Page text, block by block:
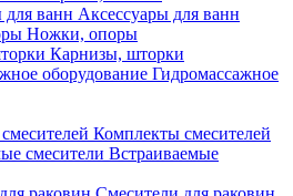
Аксессуары для ванн
Ножки, опоры
Карнизы, шторки
Гидромассажное
Комплекты смесителей
Встраиваемые